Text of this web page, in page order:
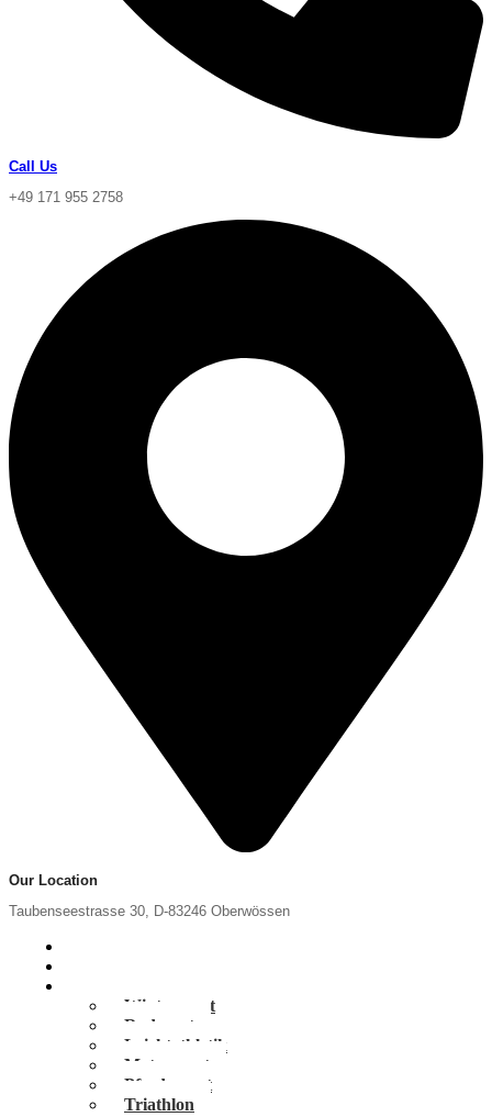
Call Us
+49 171 955 2758
Our Location
Taubenseestrasse 30, D-83246 Oberwössen
Wintersport
Radsport
Leichtathletik
Motorsport
Pferdesport
Triathlon